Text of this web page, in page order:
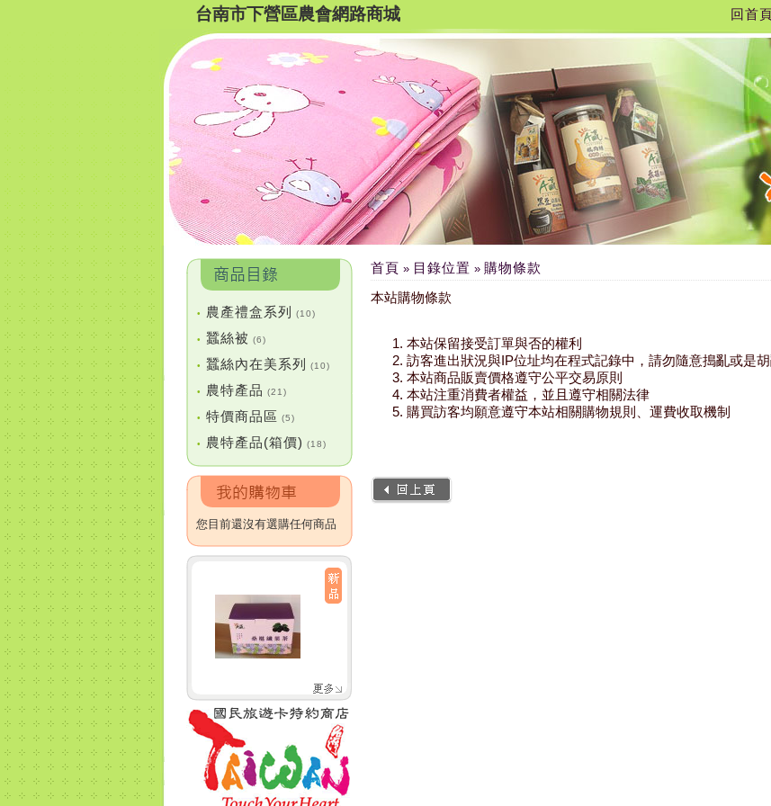
台南市下營區農會網路商城 回首
• 農產禮盒系列 (10)
• 蠶絲被 (6)
• 蠶絲內在美系列 (10)
• 農特產品 (21)
• 特價商品區 (5)
• 農特產品(箱價) (18)
您目前還沒有選購任何商品
首頁 » 目錄位置 » 購物條款
本站購物條款
本站保留接受訂單與否的權利
訪客進出狀況與IP位址均在程式記錄中，請勿隨意搗亂或是
本站商品販賣價格遵守公平交易原則
本站注重消費者權益，並且遵守相關法律
購買訪客均願意遵守本站相關購物規則、運費收取機制